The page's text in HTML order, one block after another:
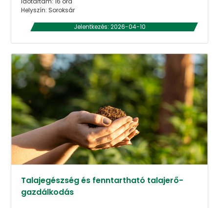
Helyszín: Soroksár
Jelentkezés: 2026-04-10
Talajegészség és fenntartható talajerő-
gazdálkodás